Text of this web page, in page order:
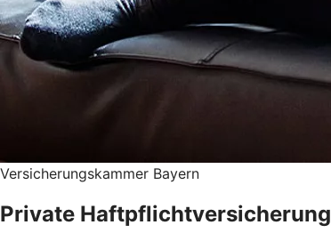
Versicherungskammer Bayern
Private Haftpflichtversicherung